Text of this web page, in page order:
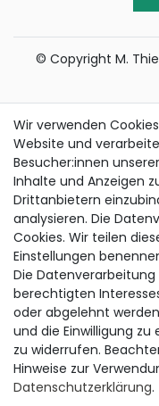
© Copyright M.
Die
Wir verwenden
Website und
Besucher:innen
Inhalte und Anzeigen
Drittanbietern
analysieren. Die
Cookies. Wir teilen
Einstellungen
Die
berechtigten
oder abgelehnt
und die Einwilligung
zu widerrufen.
Hinweise zur
Daten­schutz­erklärung.